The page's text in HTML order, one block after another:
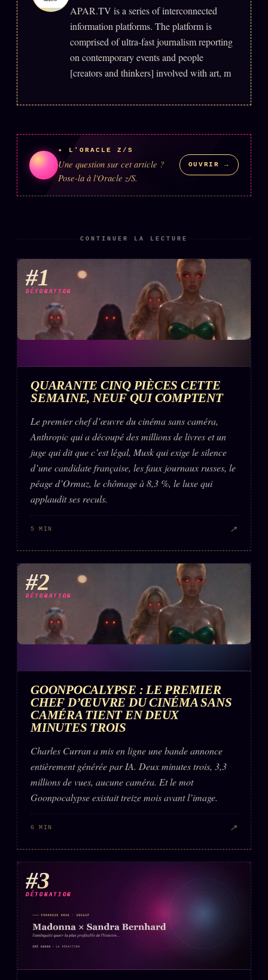
Words Radio FM
Archive complète
Recherche ⌕
Tous les tags
FAQ
Corrections · Erratum
Mentions légales
llms.txt
APAR.TV is a series of interconnected
information platforms. The platform is
comprised of ultra-fast journalism reporting
on contemporary events and people
[creators and thinkers] involved with art, m
✦ L'ORACLE Z/S
Une question sur cet article ?
Pose-la à l'Oracle z/S.
OUVRIR →
CONTINUER LA LECTURE
#1
DÉTONATION
QUARANTE CINQ PIÈCES CETTE
SEMAINE, NEUF QUI COMPTENT
Le premier chef d’œuvre du cinéma sans caméra,
Anthropic qui a découpé des millions de livres et un
juge qui dit que c’est légal, Musk qui exige le silence
d’une candidate française, les faux journaux russes, le
péage d’Ormuz, le chômage à 8,3 %, le luxe qui
applaudit ses reculs.
5 MIN ↗
#2
DÉTONATION
GOONPOCALYPSE : LE PREMIER
CHEF D’ŒUVRE DU CINÉMA SANS
CAMÉRA TIENT EN DEUX
MINUTES TROIS
Charles Curran a mis en ligne une bande annonce
entièrement générée par IA. Deux minutes trois, 3,3
millions de vues, aucune caméra. Et le mot
Goonpocalypse existait treize mois avant l’image.
6 MIN ↗
#3
DÉTONATION